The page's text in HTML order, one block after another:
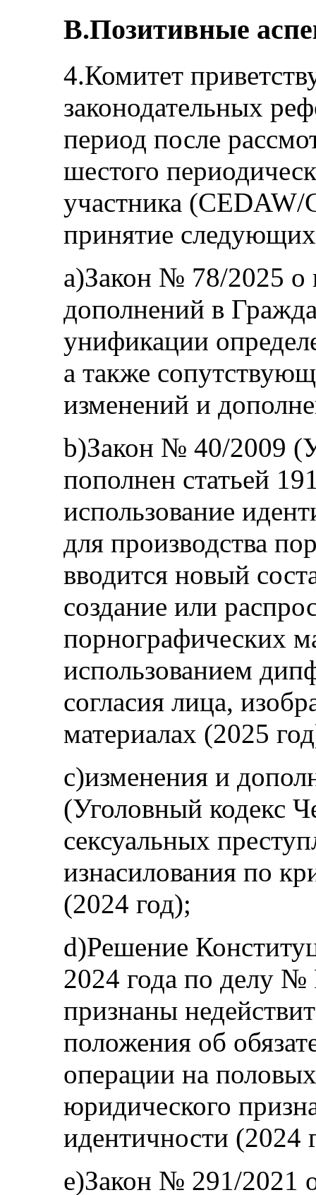
B.Позитивные
4.Комитет
законодательных
период после
шестого
участника (CEDAW/
принятие
a)Закон № 78/2025 о
дополнений в
унификации
а также
изменений и
b)Закон № 40/2009
пополнен статьей
использование
для производства
вводится новый
создание или
порнографических
использованием
согласия лица,
материалах (2025
c)изменения и
(Уголовный кодекс
сексуальных
изнасилования по
(2024 год);
d)Решение
2024 года по делу
признаны
положения об
операции на
юридического
идентичности (2024
e)Закон № 291/2021